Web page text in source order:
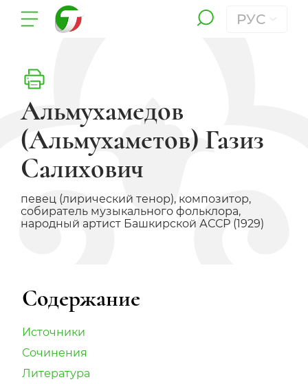
РУС
Альмухамедов
(Альмухаметов) Газиз
Салихович
певец (лирический тенор), композитор,
собиратель музыкального фольклора,
народный артист Башкирской АССР (1929)
Содержание
Источники
Сочинения
Литература